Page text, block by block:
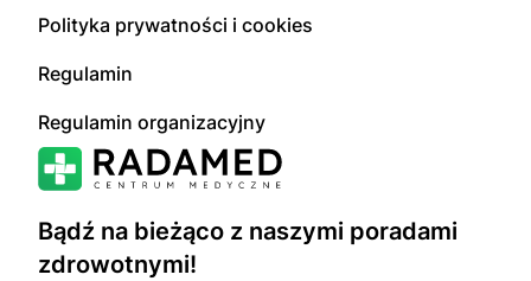
Bądź na bieżąco z naszymi poradami
zdrowotnymi!
Polityka prywatności i cookies
Regulamin
Regulamin organizacyjny